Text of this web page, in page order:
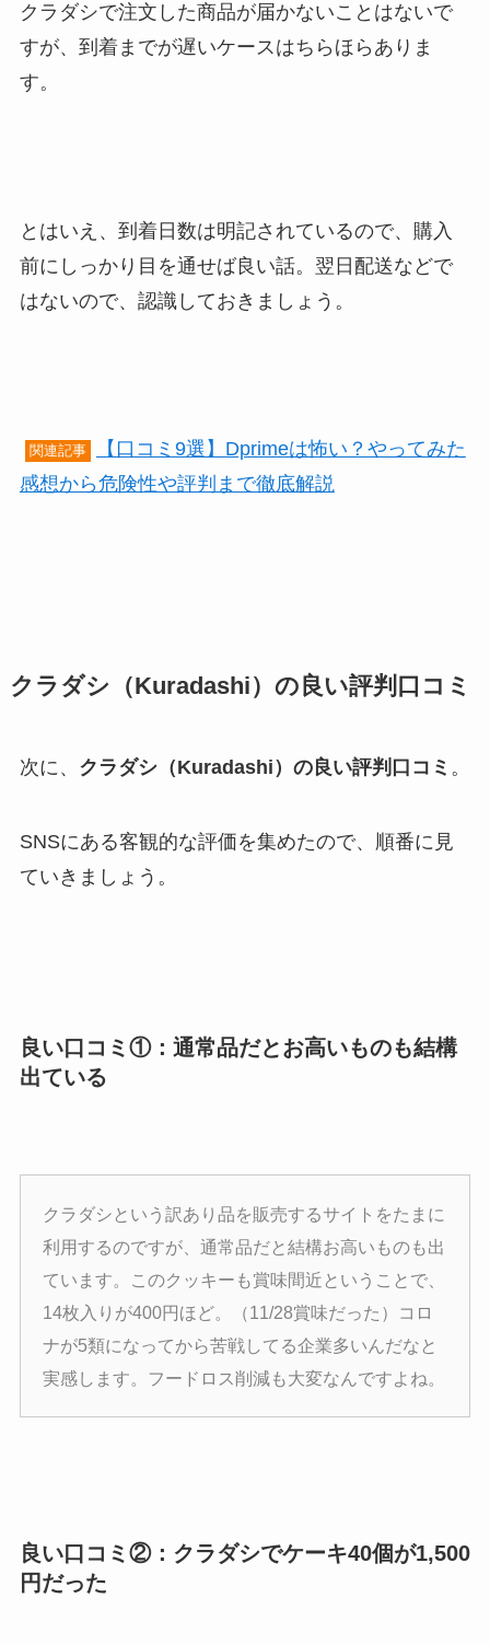
クラダシで注文した商品が届かないことはないで
すが、到着までが遅いケースはちらほらありま
す。
とはいえ、到着日数は明記されているので、購入
前にしっかり目を通せば良い話。翌日配送などで
はないので、認識しておきましょう。
関連記事
【口コミ9選】Dprimeは怖い？やってみた
感想から危険性や評判まで徹底解説
クラダシ（Kuradashi）の良い評判口コミ
次に、 クラダシ（Kuradashi）の良い評判口コミ 。
SNSにある客観的な評価を集めたので、順番に見
ていきましょう。
良い口コミ①：通常品だとお高いものも結構
出ている
クラダシという訳あり品を販売するサイトをたまに
利用するのですが、通常品だと結構お高いものも出
ています。このクッキーも賞味間近ということで、
14枚入りが400円ほど。（11/28賞味だった）コロ
ナが5類になってから苦戦してる企業多いんだなと
実感します。フードロス削減も大変なんですよね。
良い口コミ②：クラダシでケーキ40個が1,500
円だった